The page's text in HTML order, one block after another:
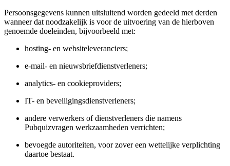
Persoonsgegevens kunnen uitsluitend worden gedeeld met derden
wanneer dat noodzakelijk is voor de uitvoering van de hierboven
genoemde doeleinden, bijvoorbeeld met:
hosting- en websiteleveranciers;
e-mail- en nieuwsbriefdienstverleners;
analytics- en cookieproviders;
IT- en beveiligingsdienstverleners;
andere verwerkers of dienstverleners die namens
Pubquizvragen werkzaamheden verrichten;
bevoegde autoriteiten, voor zover een wettelijke verplichting
daartoe bestaat.